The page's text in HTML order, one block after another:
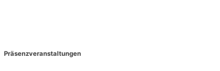
Präsenzveranstaltungen